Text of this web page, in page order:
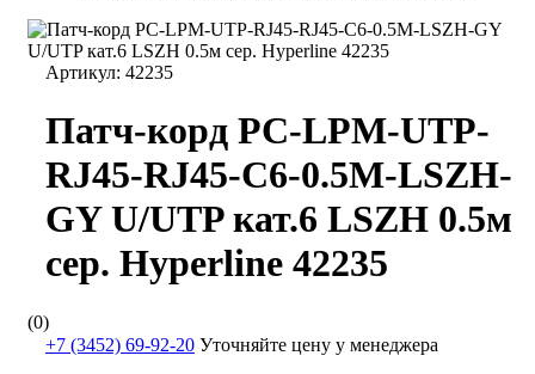
Артикул: 42235
Патч-корд PC-LPM-UTP-
RJ45-RJ45-C6-0.5M-LSZH-
GY U/UTP кат.6 LSZH 0.5м
сер. Hyperline 42235
(0)
+7 (3452) 69-92-20 Уточняйте цену у менеджера